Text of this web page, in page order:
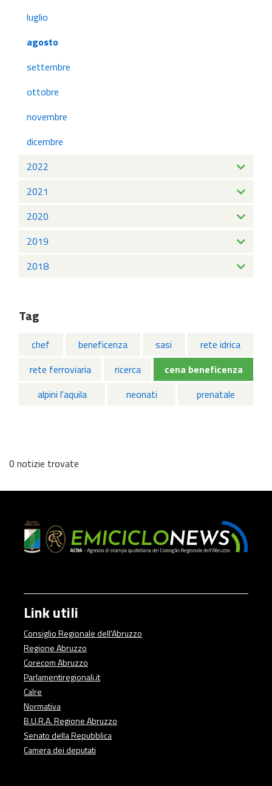
luglio
agosto
settembre
ottobre
novembre
dicembre
2022
2021
2020
2019
2018
Tag
chef beneficenza sasi
rete idrica
rete ferroviaria
ricerca
cena beneficenza
alpini l'aquila
neonati prenatale
0 notizie trovate
Link utili
Consiglio Regionale dell'Abruzzo
Regione Abruzzo
Corecom Abruzzo
Parlamentiregionali.it
Calre
Normativa
B.U.R.A. Regione Abruzzo
Senato della Repubblica
Camera dei deputati